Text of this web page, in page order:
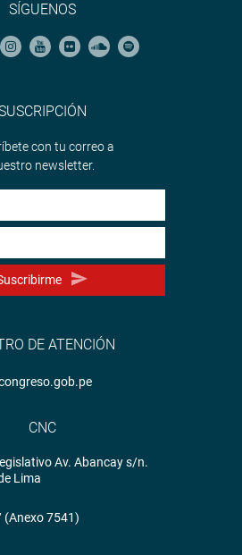
SÍGUENOS
con tu correo a
newsletter.
DE ATENCIÓN
CNC
Av. Abancay s/n.
Lima
(Anexo 7541)